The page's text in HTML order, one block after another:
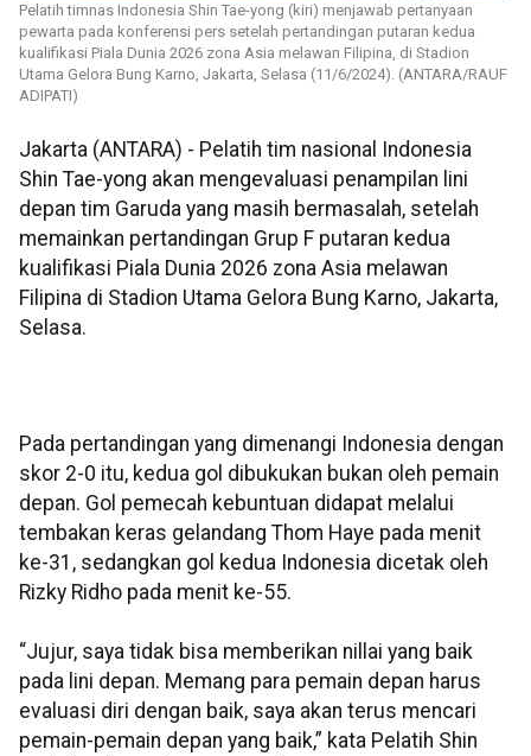
Pelatih timnas Indonesia Shin Tae-yong (kiri) menjawab pertanyaan
pewarta pada konferensi pers setelah pertandingan putaran kedua
kualifikasi Piala Dunia 2026 zona Asia melawan Filipina, di Stadion
Utama Gelora Bung Karno, Jakarta, Selasa (11/6/2024). (ANTARA/RAUF
ADIPATI)
Jakarta (ANTARA) - Pelatih tim nasional Indonesia
Shin Tae-yong akan mengevaluasi penampilan lini
depan tim Garuda yang masih bermasalah, setelah
memainkan pertandingan Grup F putaran kedua
kualifikasi Piala Dunia 2026 zona Asia melawan
Filipina di Stadion Utama Gelora Bung Karno, Jakarta,
Selasa.
Pada pertandingan yang dimenangi Indonesia dengan
skor 2-0 itu, kedua gol dibukukan bukan oleh pemain
depan. Gol pemecah kebuntuan didapat melalui
tembakan keras gelandang Thom Haye pada menit
ke-31, sedangkan gol kedua Indonesia dicetak oleh
Rizky Ridho pada menit ke-55.
“Jujur, saya tidak bisa memberikan nillai yang baik
pada lini depan. Memang para pemain depan harus
evaluasi diri dengan baik, saya akan terus mencari
pemain-pemain depan yang baik,” kata Pelatih Shin